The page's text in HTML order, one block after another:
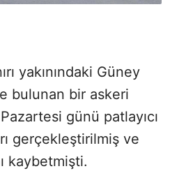
yakınındaki Güney
bulunan bir askeri
günü patlayıcı
gerçekleştirilmiş ve
kaybetmişti.